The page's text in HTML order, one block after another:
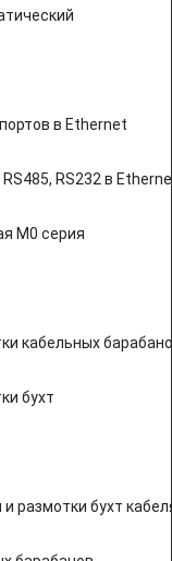
в Ethernet
RS232 в
M0 серия
кабельных
бухт
размотки бухт